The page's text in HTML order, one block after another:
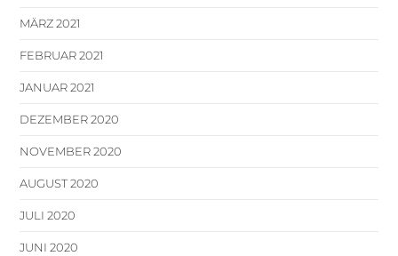
MÄRZ 2021
FEBRUAR 2021
JANUAR 2021
DEZEMBER 2020
NOVEMBER 2020
AUGUST 2020
JULI 2020
JUNI 2020